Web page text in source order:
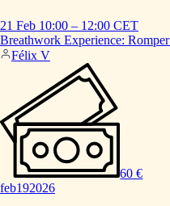
21 Feb 10:00 – 12:00 CET
Breathwork Experience: Romper
Félix V
60 €
feb192026